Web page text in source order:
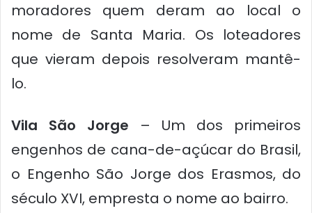
moradores quem deram ao local o
nome de Santa Maria. Os loteadores
que vieram depois resolveram mantê-
lo.
Vila São Jorge – Um dos primeiros
engenhos de cana-de-açúcar do Brasil,
o Engenho São Jorge dos Erasmos, do
século XVI, empresta o nome ao bairro.